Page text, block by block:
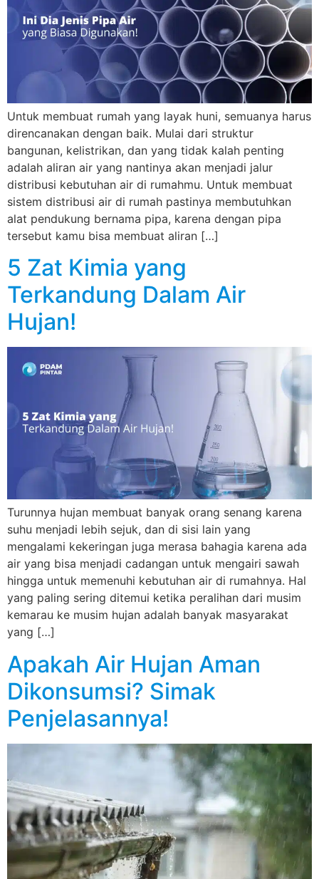
Untuk membuat rumah yang layak huni, semuanya harus
direncanakan dengan baik. Mulai dari struktur
bangunan, kelistrikan, dan yang tidak kalah penting
adalah aliran air yang nantinya akan menjadi jalur
distribusi kebutuhan air di rumahmu. Untuk membuat
sistem distribusi air di rumah pastinya membutuhkan
alat pendukung bernama pipa, karena dengan pipa
tersebut kamu bisa membuat aliran […]
5 Zat Kimia yang
Terkandung Dalam Air
Hujan!
Turunnya hujan membuat banyak orang senang karena
suhu menjadi lebih sejuk, dan di sisi lain yang
mengalami kekeringan juga merasa bahagia karena ada
air yang bisa menjadi cadangan untuk mengairi sawah
hingga untuk memenuhi kebutuhan air di rumahnya. Hal
yang paling sering ditemui ketika peralihan dari musim
kemarau ke musim hujan adalah banyak masyarakat
yang […]
Apakah Air Hujan Aman
Dikonsumsi? Simak
Penjelasannya!